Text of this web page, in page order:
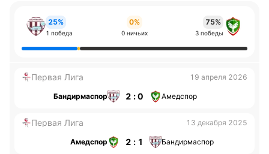
25%
1 победа
0%
0 ничьих
75%
3 победы
Первая Лига 19 апреля 2026
Бандирмаспор 2 : 0 Амедспор
Первая Лига 13 декабря 2025
Амедспор 2 : 1 Бандирмаспор